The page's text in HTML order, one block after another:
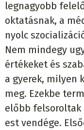
legnagyobb
oktatásnak, a
nyolc
Nem mindegy
értékeket és
a gyerek, milyen
meg. Ezekbe
előbb felsoroltak
est vendége.